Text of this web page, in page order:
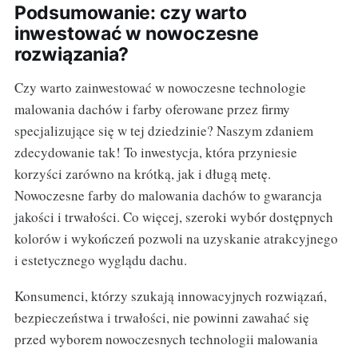
Podsumowanie: czy warto
inwestować w nowoczesne
rozwiązania?
Czy warto zainwestować w nowoczesne technologie
malowania dachów i farby oferowane przez firmy
specjalizujące się w tej dziedzinie? Naszym zdaniem
zdecydowanie tak! To inwestycja, która przyniesie
korzyści zarówno na krótką, jak i długą metę.
Nowoczesne farby do malowania dachów to gwarancja
jakości i trwałości. Co więcej, szeroki wybór dostępnych
kolorów i wykończeń pozwoli na uzyskanie atrakcyjnego
i estetycznego wyglądu dachu.
Konsumenci, którzy szukają innowacyjnych rozwiązań,
bezpieczeństwa i trwałości, nie powinni zawahać się
przed wyborem nowoczesnych technologii malowania